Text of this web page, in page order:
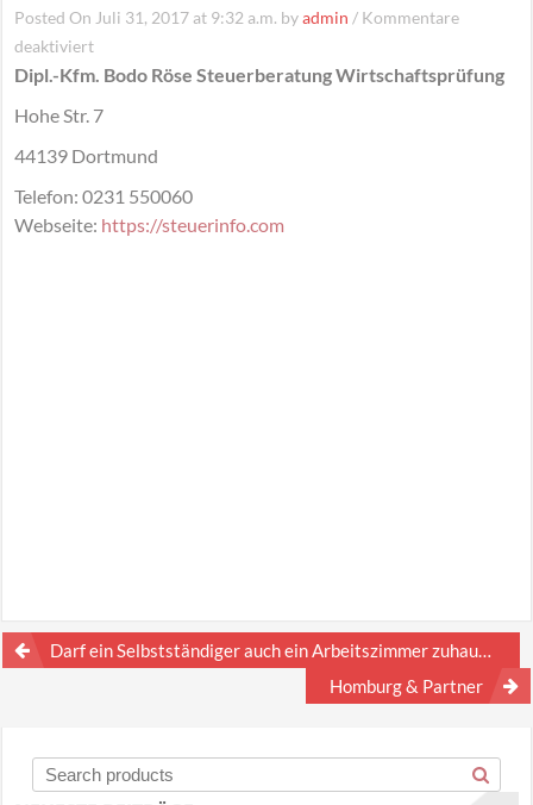
Posted On Juli 31, 2017 at 9:32 a.m. byadmin / Kommentare
deaktiviertfür
Dipl.-
Röse
Steuerberatung
Wirtschaftsprüfung
Dipl.-Kfm. Bodo Röse Steuerberatung Wirtschaftsprüfung
Hohe Str. 7
44139 Dortmund
Telefon:0231 550060
Webseite: https://steuerinfo.com
Beitragsnavigation
Darf ein Selbstständiger auch ein Arbeitszimmer zuhause haben und absetzen?
Homburg & Partner